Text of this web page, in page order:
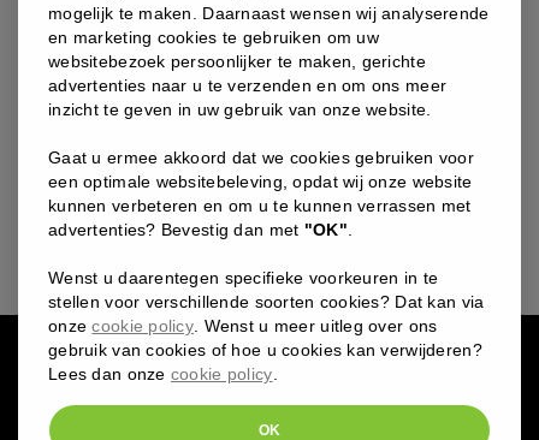
138,00€
R-
Crème
aantal
mogelijk te maken. Daarnaast wensen wij analyserende
en marketing cookies te gebruiken om uw
websitebezoek persoonlijker te maken, gerichte
advertenties naar u te verzenden en om ons meer
inzicht te geven in uw gebruik van onze website.
Gaat u ermee akkoord dat we cookies gebruiken voor
een optimale websitebeleving, opdat wij onze website
kunnen verbeteren en om u te kunnen verrassen met
advertenties? Bevestig dan met "OK"
Wenst u daarentegen specifieke voorkeuren in te
stellen voor verschillende soorten cookies? Dat kan via
onzecookie policy . Wenst u meer uitleg over ons
gebruik van cookies of hoe u cookies kan verwijderen?
Lees dan onze cookie policy
OK